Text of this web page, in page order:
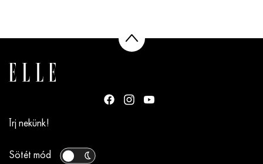
Írj nekünk!
Sötét mód